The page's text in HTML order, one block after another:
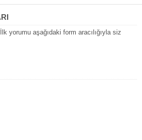
yorumu aşağıdaki form aracılığıyla siz